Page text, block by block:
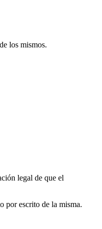
los mismos.
legal de que el
por escrito de la misma.